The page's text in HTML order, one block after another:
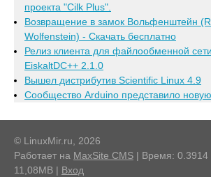
проекта "Cilk Plus".
Возвращение в замок Вольфенштейн
Wolfenstein) - Скачать бесплатно
Релиз клиента для файлообменной
EiskaltDC++ 2.1.0
Вышел дистрибутив Scientific Linux 4.9
Сообщество Arduino представило
© LinuxMir.ru, 2026
Работает на MaxSite CMS | Время: 0.3914
11,08MB | Вход